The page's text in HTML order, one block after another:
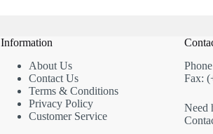
Information
About Us
Contact Us
Terms & Conditions
Privacy Policy
Customer Service
Fax:
Need